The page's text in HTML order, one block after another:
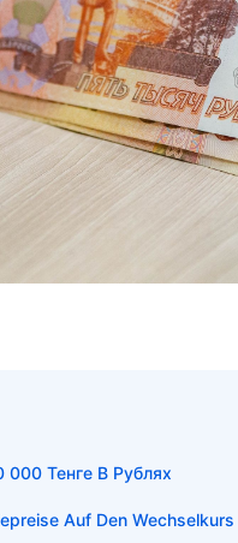
000 Тенге В Рублях
Auf Den Wechselkurs